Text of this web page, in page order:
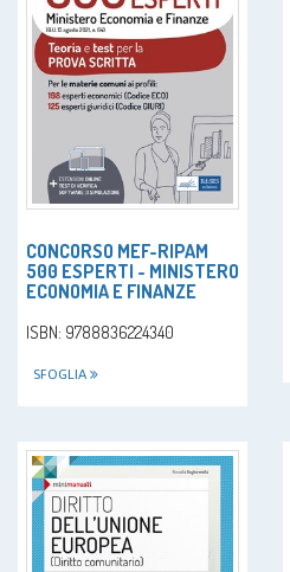
CONCORSO MEF-RIPAM
500 ESPERTI - MINISTERO
ECONOMIA E FINANZE
ISBN: 9788836224340
SFOGLIA